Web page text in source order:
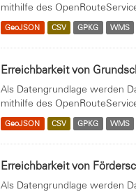
mithilfe des
GeoJSON CSV GPKG WMS
Erreichbarkeit von
Als Datengrundlage werden
mithilfe des
GeoJSON CSV GPKG WMS
Erreichbarkeit von
Als Datengrundlage werden